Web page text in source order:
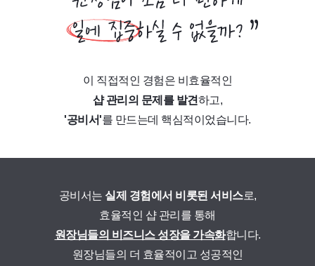
이 직접적인 경험은 비효율적인
샵 관리의 문제를 발견하고,
'공비서'를 만드는데 핵심적이었습니다.
공비서는 실제 경험에서 비롯된 서비스로,
효율적인 샵 관리를 통해
원장님들의 비즈니스 성장을 가속화합니다.
원장님들의 더 효율적이고 성공적인